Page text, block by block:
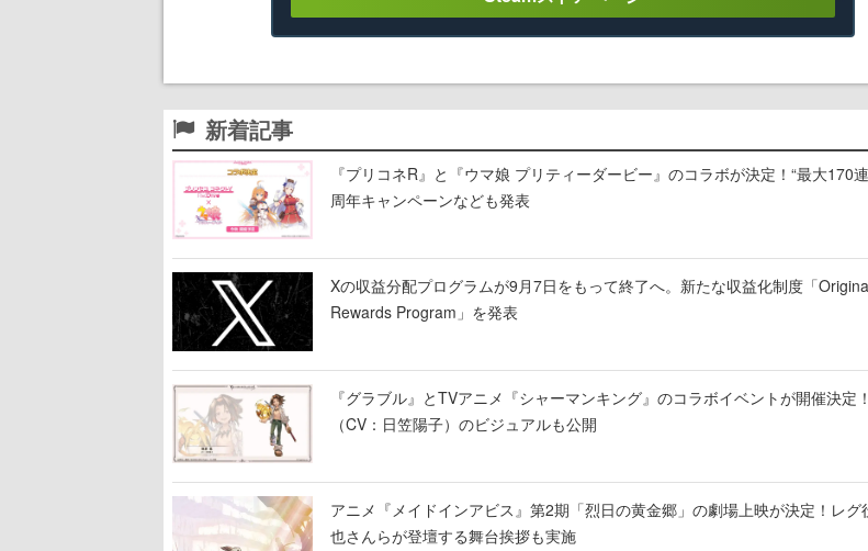
新着記事
『プリコネR』と『ウマ娘 プリティーダービー』のコラボが決定！“最大170
周年キャンペーンなども発表
Xの収益分配プログラムが9月7日をもって終了へ。新たな収益化制度「
Rewards Program」を発表
『グラブル』とTVアニメ『シャーマンキング』のコラボイベントが開催決定
（CV：日笠陽子）のビジュアルも公開
アニメ『メイドインアビス』第2期「烈日の黄金郷」の劇場上映が決定！レグ
也さんらが登壇する舞台挨拶も実施